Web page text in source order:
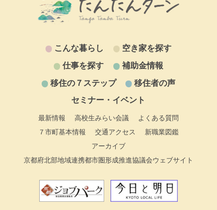
こんな暮らし
空き家を探す
仕事を探す
補助金情報
移住の７ステップ
移住者の声
セミナー・イベント
最新情報 高校生みらい会議
よくある質問
７市町基本情報
交通アクセス
新職業図鑑
アーカイブ
京都府北部地域連携都市圏形成推進協議会ウェブサイト